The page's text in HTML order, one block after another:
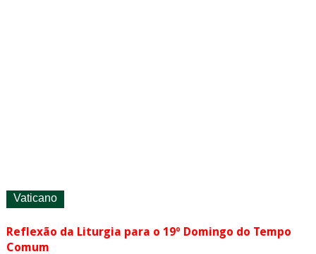
Vaticano
Reflexão da Liturgia para o 19º Domingo do Tempo
Comum